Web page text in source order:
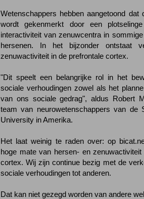
Wetenschappers hebben aangetoond dat
wordt gekenmerkt door een
interactiviteit van zenuwcentra in
hersenen. In het bijzonder ontstaat
zenuwactiviteit in de prefrontale cortex.
"Dit speelt een belangrijke rol in het
sociale verhoudingen zowel als het
van ons sociale gedrag", aldus Robert
team van neurowetenschappers van de
University in Amerika.
Het laat weinig te raden over: op
hoge mate van hersen- en
cortex. Wij zijn continue bezig met de
sociale verhoudingen tot anderen.
Dat kan niet gezegd worden van andere